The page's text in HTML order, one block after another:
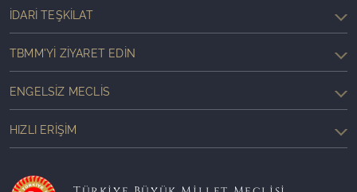
İDARI TEŞKILAT
TBMM'YI ZIYARET EDIN
ENGELSIZ MECLIS
HIZLI ERIŞIM